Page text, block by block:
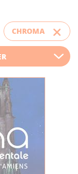
CHROMA
votre filtre
d'actualité